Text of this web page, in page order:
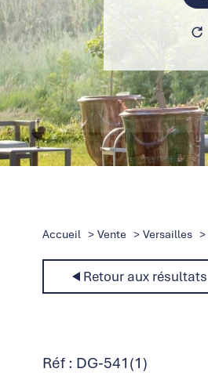
Accueil Vente Versailles
Retour aux résultats
Réf : DG-541(1)